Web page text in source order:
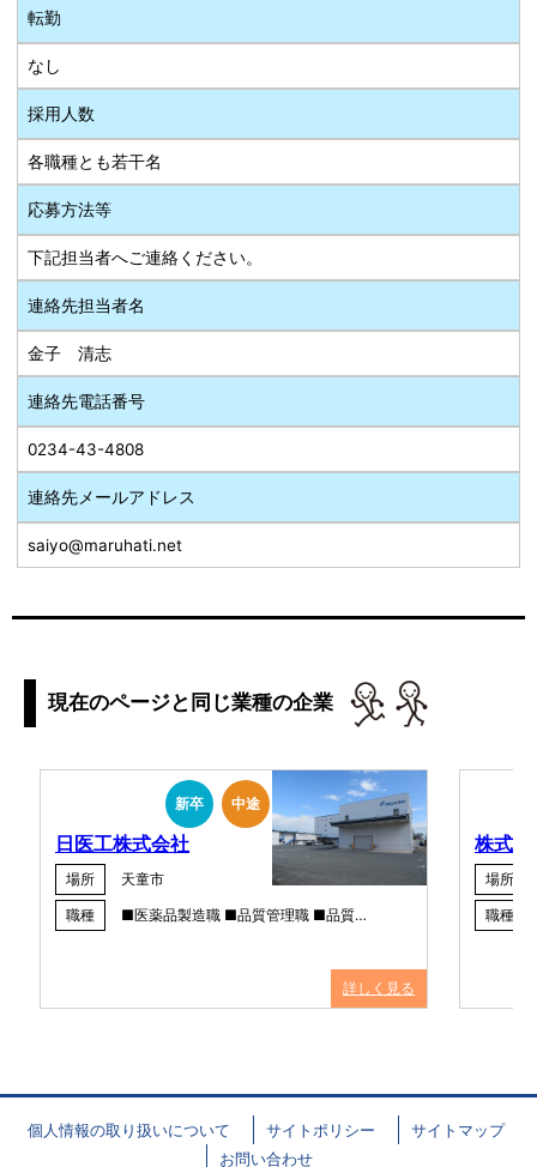
転勤
なし
採用人数
各職種とも若干名
応募方法等
下記担当者へご連絡ください。
連絡先担当者名
金子 清志
連絡先電話番号
0234-43-4808
連絡先メールアドレス
saiyo@maruhati.net
現在のページと同じ業種の企業
新卒 中途
日医工株式会社
場所
天童市
職種
■医薬品製造職 ■品質管理職 ■品質…
詳しく見る
株式
場所
職種
個人情報の取り扱いについて サイトポリシー
サイトマップ
お問い合わせ